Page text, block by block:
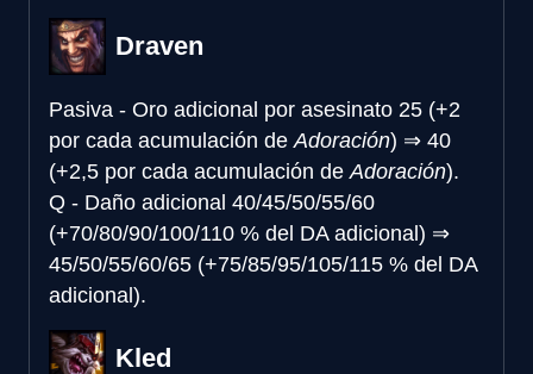
Draven
Pasiva - Oro adicional por asesinato 25 (+2
por cada acumulación deAdoración) ⇒ 40
(+2,5 por cada acumulación deAdoración).
Q - Daño adicional 40/45/50/55/60
(+70/80/90/100/110 % del DA adicional) ⇒
45/50/55/60/65 (+75/85/95/105/115 % del DA
adicional).
Kled